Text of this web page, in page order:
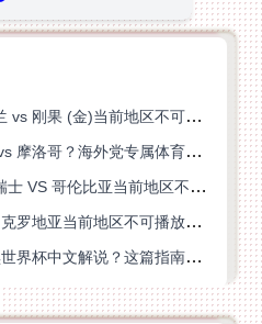
在海外看世界杯直播英格兰 vs 刚果 (金)当前地区不可播放？这篇指南帮你突破所有限制
在国外如何看世界杯巴西 vs 摩洛哥？海外党专属体育观赛指南来了
在国外看世界杯中文直播瑞士 VS 哥伦比亚当前地区不可播放？这篇指南帮你搞定
在国外看世界杯巴拿马 vs 克罗地亚当前地区不可播放？这篇指南帮你轻松解决海外体育直播难题
在国外怎么看瑞士 vs 波黑世界杯中文解说？这篇指南帮你搞定所有地区限制问题